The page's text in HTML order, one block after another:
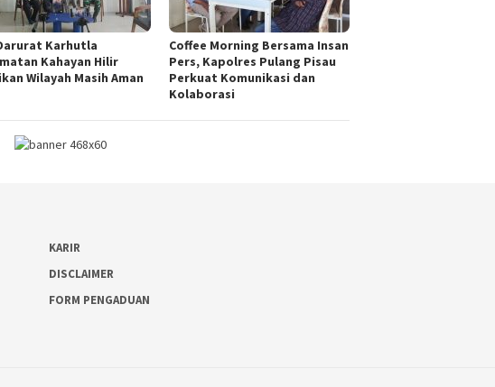
Karhutla
Kahayan Hilir
Wilayah Masih Aman
Coffee Morning Bersama Insan
Pers, Kapolres Pulang Pisau
Perkuat Komunikasi dan
Kolaborasi
KARIR
DISCLAIMER
FORM PENGADUAN